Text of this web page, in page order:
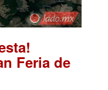
Feria de